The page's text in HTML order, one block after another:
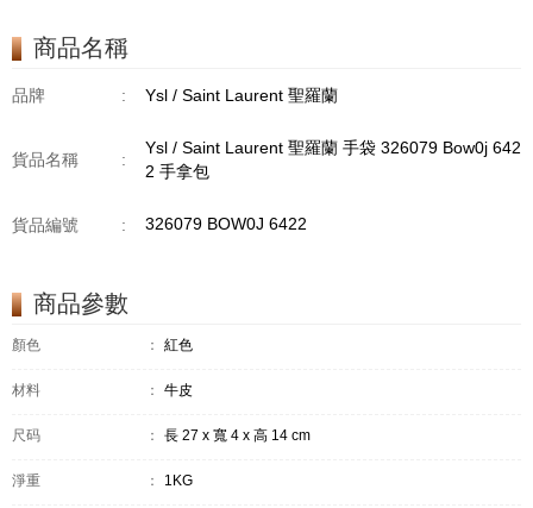
商品名稱
品牌 : Ysl / Saint Laurent 聖羅蘭
貨品名稱 :
Ysl / Saint Laurent 聖羅蘭 手袋 326079 Bow0j 642
2 手拿包
貨品編號 : 326079 BOW0J 6422
商品參數
顏色 ： 紅色
材料 ： 牛皮
尺码 ： 長 27 x 寬 4 x 高 14 cm
淨重 ： 1KG